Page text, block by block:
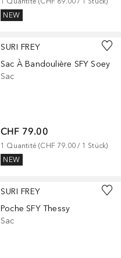
NEW
SURI FREY
Sac À Bandoulière SFY Soey
Sac
CHF 79.00
1 Quantité (CHF 79.00 / 1 Stück)
NEW
SURI FREY
Poche SFY Thessy
Sac